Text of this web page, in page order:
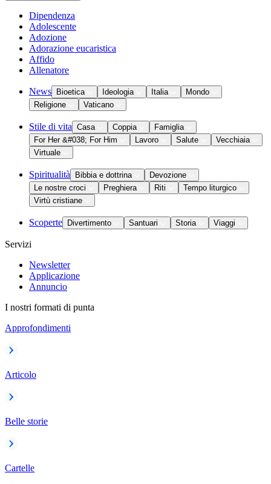
Dipendenza
Adolescente
Adozione
Adorazione eucaristica
Affido
Allenatore
News Bioetica Ideologia Italia
Mondo
Religione
Vaticano
Stile di vita Casa Coppia
Famiglia
For Her &#038; For Him
Lavoro Salute
Vecchiaia
Virtuale
Spiritualità Bibbia e dottrina
Devozione
Le nostre croci
Preghiera Riti
Tempo liturgico
Virtù cristiane
Scoperte Divertimento Santuari Storia Viaggi
Servizi
Newsletter
Applicazione
Annuncio
I nostri formati di punta
Approfondimenti
Articolo
Belle storie
Cartelle